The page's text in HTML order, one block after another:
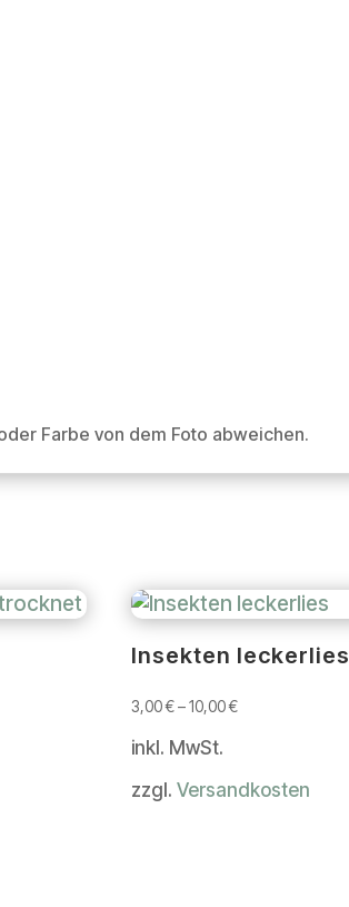
Farbe von dem Foto abweichen.
Insekten leckerlies
3,00€–10,00€
inkl. MwSt.
zzgl.Versandkosten